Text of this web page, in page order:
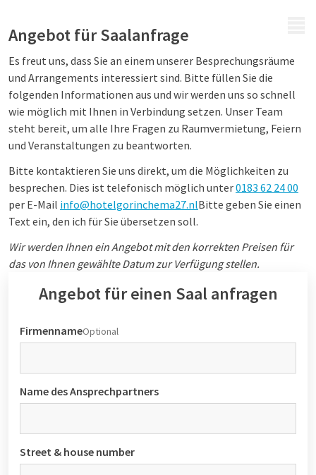
Angebot für Saalanfrage
Es freut uns, dass Sie an einem unserer Besprechungsräume
und Arrangements interessiert sind. Bitte füllen Sie die
folgenden Informationen aus und wir werden uns so schnell
wie möglich mit Ihnen in Verbindung setzen. Unser Team
steht bereit, um alle Ihre Fragen zu Raumvermietung, Feiern
und Veranstaltungen zu beantworten.
Bitte kontaktieren Sie uns direkt, um die Möglichkeiten zu
besprechen. Dies ist telefonisch möglich unter0183 62 24 00
per E-Mail info@hotelgorinchema27.nlBitte geben Sie einen
Text ein, den ich für Sie übersetzen soll.
Wir werden Ihnen ein Angebot mit den korrekten Preisen für
das von Ihnen gewählte Datum zur Verfügung stellen.
Angebot für einen Saal anfragen
FirmennameOptional
Name des Ansprechpartners
Street & house number